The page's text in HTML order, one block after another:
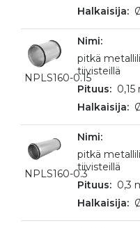
NPLS160-0.15
pitkä
tiivisteillä
0,15
NPLS160-0.3
pitkä
tiivisteillä
0,3